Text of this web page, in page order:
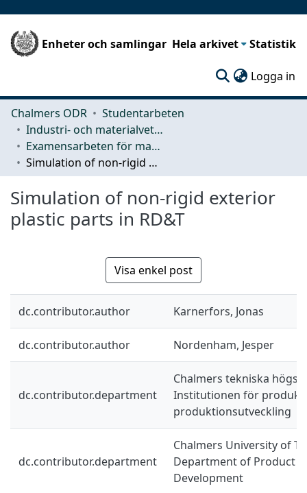
Enheter och samlingar Hela arkivet Statistik
Logga in
Chalmers ODR
Studentarbeten
Industri- och materialvetenskap (IMS)
Examensarbeten för masterexamen
Simulation of non-rigid exterior plastic parts in RD&T
Simulation of non-rigid exterior
plastic parts in RD&T
Visa enkel post
dc.contributor.author Karnerfors, Jonas
dc.contributor.author Nordenham, Jesper
dc.contributor.department
Chalmers tekniska
Institutionen för
produktionsutveckling
dc.contributor.department
Chalmers University of
Department of Product
Development